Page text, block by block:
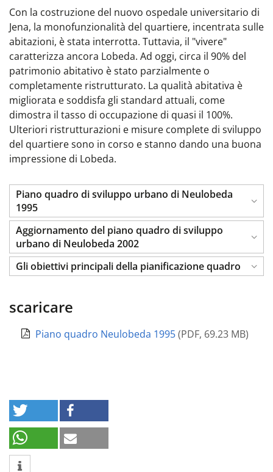
Con la costruzione del nuovo ospedale universitario di
Jena, la monofunzionalità del quartiere, incentrata sulle
abitazioni, è stata interrotta. Tuttavia, il "vivere"
caratterizza ancora Lobeda. Ad oggi, circa il 90% del
patrimonio abitativo è stato parzialmente o
completamente ristrutturato. La qualità abitativa è
migliorata e soddisfa gli standard attuali, come
dimostra il tasso di occupazione di quasi il 100%.
Ulteriori ristrutturazioni e misure complete di sviluppo
del quartiere sono in corso e stanno dando una buona
impressione di Lobeda.
Piano quadro di sviluppo urbano di Neulobeda
1995
Aggiornamento del piano quadro di sviluppo
urbano di Neulobeda 2002
Gli obiettivi principali della pianificazione quadro
scaricare
Piano quadro Neulobeda 1995(PDF, 69.23 MB)